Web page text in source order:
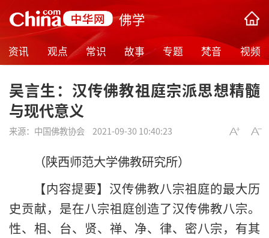
佛学
资讯 观点 常识 故事 专题 梵音 视频
吴言生：汉传佛教祖庭宗派思想精髓
与现代意义
来源： 中国佛教协会 2021-09-30 10:40:23
（陕西师范大学佛教研究所）
【内容提要】汉传佛教八宗祖庭的最大历
史贡献，是在八宗祖庭创造了汉传佛教八宗。
性、相、台、贤、禅、净、律、密八宗，有其